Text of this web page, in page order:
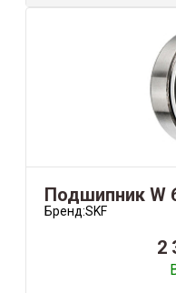
Подшипник W
Бренд:SKF
2